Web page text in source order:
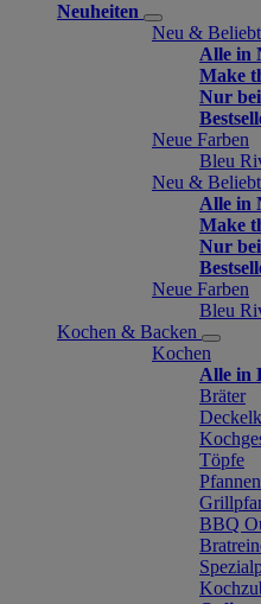
Neuheiten
Neu & Beliebt
Alle in
Make
Nur
Neue Farben
Bleu
Neu & Beliebt
Alle in
Make
Nur
Neue Farben
Bleu
Kochen & Backen
Kochen
Alle in
Bräter
Töpfe
BBQ